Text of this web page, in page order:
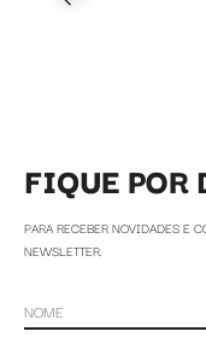
FIQUE POR
PARA RECEBER NOVIDADES E
NEWSLETTER.